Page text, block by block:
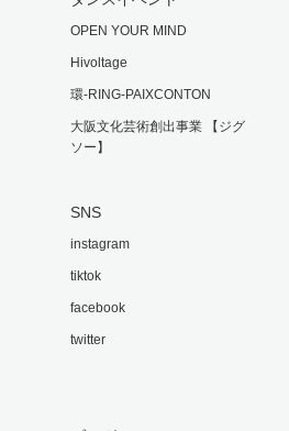
OPEN YOUR MIND
Hivoltage
環-RING-PAIXCONTON
大阪文化芸術創出事業 【ジグ
ソー】
SNS
instagram
tiktok
facebook
twitter